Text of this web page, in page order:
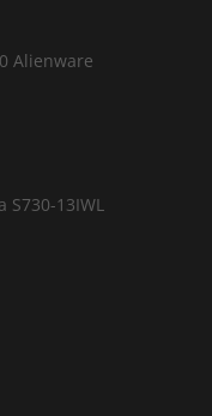
Alienware
S730-13IWL